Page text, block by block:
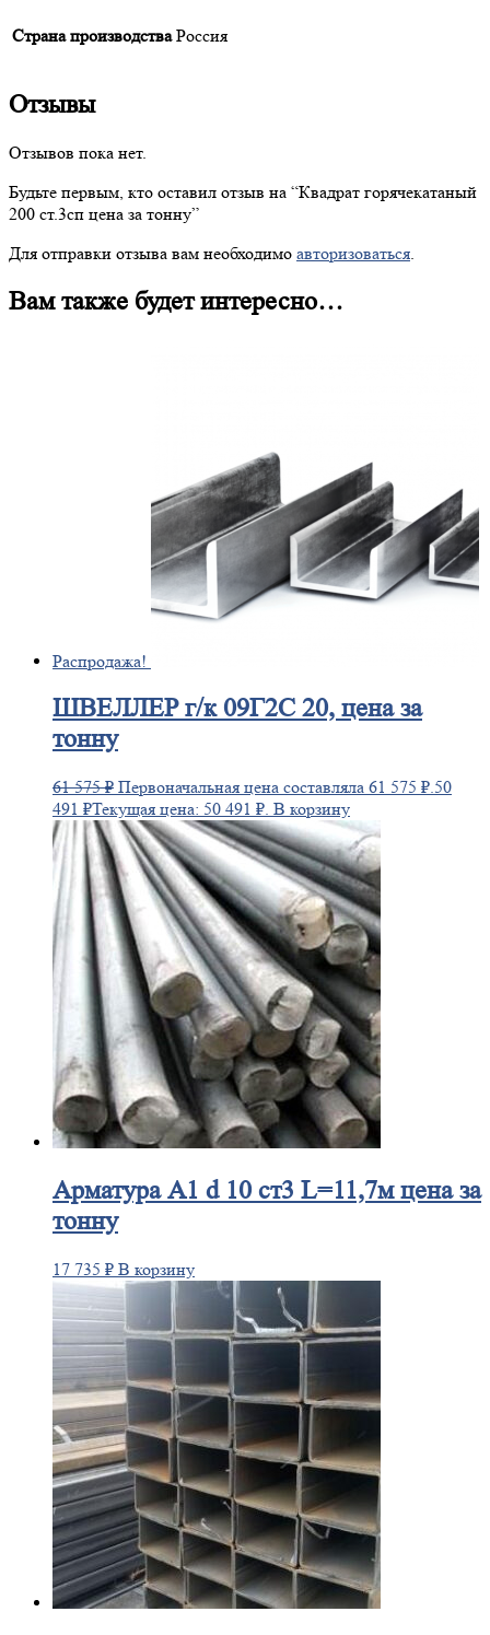
Страна производства Россия
Отзывы
Отзывов пока нет.
Будьте первым, кто оставил отзыв на “Квадрат горячекатаный
200 ст.3сп цена за тонну”
Для отправки отзыва вам необходимо авторизоваться
Вам также будет интересно…
Распродажа!
ШВЕЛЛЕРг/к 09Г2С 20, цена за
тонну
61 575₽ Первоначальная цена составляла 61 575 ₽.50
491 ₽Текущая цена: 50 491 ₽. В корзину
АрматураА1 d 10 ст3 L=11,7м цена за
тонну
17 735 ₽ В корзину